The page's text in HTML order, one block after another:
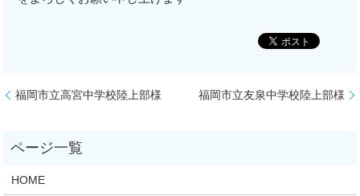
福岡市立高宮中学校陸上部様 福岡市立友泉中学校陸上部様
HOME